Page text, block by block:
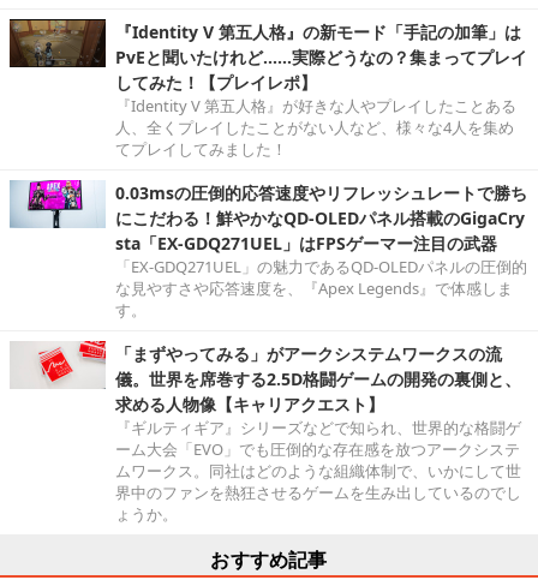
『Identity V 第五人格』の新モード「手記の加筆」は
PvEと聞いたけれど……実際どうなの？集まってプレイ
してみた！【プレイレポ】
『Identity V 第五人格』が好きな人やプレイしたことある
人、全くプレイしたことがない人など、様々な4人を集め
てプレイしてみました！
0.03msの圧倒的応答速度やリフレッシュレートで勝ち
にこだわる！鮮やかなQD-OLEDパネル搭載のGigaCry
sta「EX-GDQ271UEL」はFPSゲーマー注目の武器
「EX-GDQ271UEL」の魅力であるQD-OLEDパネルの圧倒的
な見やすさや応答速度を、『Apex Legends』で体感しま
す。
「まずやってみる」がアークシステムワークスの流
儀。世界を席巻する2.5D格闘ゲームの開発の裏側と、
求める人物像【キャリアクエスト】
『ギルティギア』シリーズなどで知られ、世界的な格闘ゲ
ーム大会「EVO」でも圧倒的な存在感を放つアークシステ
ムワークス。同社はどのような組織体制で、いかにして世
界中のファンを熱狂させるゲームを生み出しているのでし
ょうか。
おすすめ記事